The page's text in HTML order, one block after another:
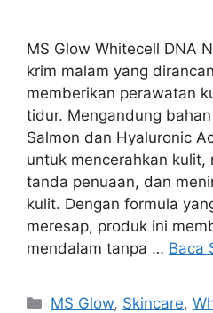
MS Glow Whitecell DNA
krim malam yang
memberikan perawatan
tidur. Mengandung
Salmon dan Hyaluronic
untuk mencerahkan
tanda penuaan, dan
kulit. Dengan formula
meresap, produk ini
mendalam tanpa … Baca
Kategori
MS Glow, Skincare,